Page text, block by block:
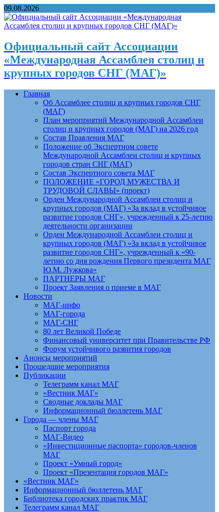
09.08.2026
Официальный сайт Ассоциации
«Международная Ассамблея столиц и
крупных городов СНГ (МАГ)»
Главная
Об Ассамблее столиц и крупных городов СНГ
(МАГ)
План мероприятий Международной Ассамблеи
столиц и крупных городов (МАГ) на 2026 год
Состав Правления МАГ
Положение об Экспертном совете
Международной Ассамблеи столиц и крупных
городов стран СНГ (МАГ)
Состав Экспертного совета МАГ
ПОЛОЖЕНИЕ «ГОРОД МУЖЕСТВА И
ТРУДОВОЙ СЛАВЫ» (проект)
Орден Международной Ассамблеи столиц и
крупных городов (МАГ) «За вклад в устойчивое
развитие городов СНГ», учрежденный к 25-летию
деятельности организации
Орден Международной Ассамблеи столиц и
крупных городов (МАГ) «За вклад в устойчивое
развитие городов СНГ», учрежденный к «90-
летию со дня рождения Первого президента МАГ
Ю.М. Лужкова»
ПАРТНЕРЫ МАГ
Проект Заявления о приеме в МАГ
Новости
МАГ-инфо
МАГ-города
МАГ-СНГ
80 лет Великой Победе
Финансовый университет при Правительстве РФ
Форум устойчивого развития городов
Анонсы мероприятий
Прошедшие мероприятия
Публикации
Телеграмм канал МАГ
«Вестник МАГ»
Сводные доклады МАГ
Информационный бюллетень МАГ
Города — члены МАГ
Паспорт города
МАГ-Видео
«Инвестиционные паспорта» городов-членов
МАГ
Проект «Умный город»
Проект «Презентация городов МАГ»
«Вестник МАГ»
Информационный бюллетень МАГ
Библиотека городских практик МАГ
Телеграмм канал МАГ